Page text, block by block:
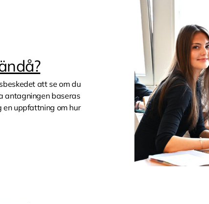
att se om du
antagningen baseras
en uppfattning om hur